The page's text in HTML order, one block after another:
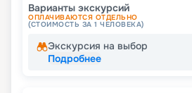
Варианты экскурсий
ОПЛАЧИВАЮТСЯ ОТДЕЛЬНО
(СТОИМОСТЬ ЗА 1 ЧЕЛОВЕКА)
Экскурсия на выбор
Подробнее